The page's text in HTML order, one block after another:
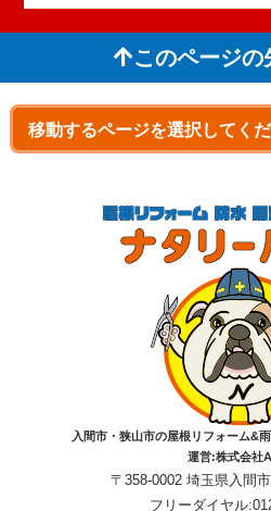
このページの
入間市・狭山市の屋根リフォーム&
運営:株式会社
〒358-0002 埼玉県入間
フリーダイヤル